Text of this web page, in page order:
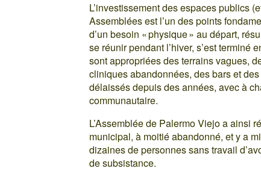
L’investissement des espaces publics
Assemblées est l’un des points
d’un besoin « physique » au départ,
se réunir pendant l’hiver, s’est terminé
sont appropriées des terrains vagues,
cliniques abandonnées, des bars et
délaissés depuis des années, avec à
communautaire.
L’Assemblée de Palermo Viejo a ainsi
municipal, à moitié abandonné, et y a
dizaines de personnes sans travail
de subsistance.